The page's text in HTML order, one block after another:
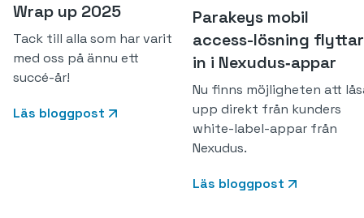
Wrap up 2025
Tack till alla som har varit
med oss på ännu ett
succé-år!
Läs bloggpost
Parakeys mobil
access-lösning flyttar
in i Nexudus‑appar
Nu finns möjligheten att
upp direkt från kunders
white-label-appar från
Nexudus.
Läs bloggpost